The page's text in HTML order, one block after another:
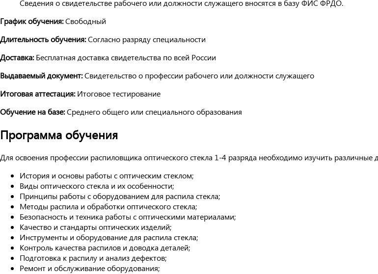
Сведения о свидетельстве рабочего или должности служащего вносятся в базу ФИС ФРДО.
График обучения:Свободный
Длительность обучения:Согласно разряду специальности
Доставка:Бесплатная доставка свидетельства по всей России
Выдаваемый документ:Свидетельство о профессии рабочего или должности служащего
Итоговая аттестация:Итоговое тестирование
Обучение на базе:Среднего общего или специального образования
Программа обучения
Для освоения профессии распиловщика оптического стекла 1-4 разряда необходимо изучить
История и основы работы с оптическим стеклом;
Виды оптического стекла и их особенности;
Принципы работы с оборудованием для распила стекла;
Методы распила и обработки оптического стекла;
Безопасность и техника работы с оптическими материалами;
Качество и стандарты оптических изделий;
Инструменты и оборудование для распила стекла;
Контроль качества распилов и доводка деталей;
Подготовка к распилу и анализ дефектов;
Ремонт и обслуживание оборудования;